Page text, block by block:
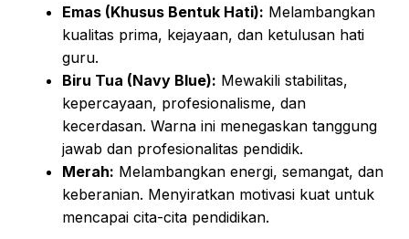
Emas (Khusus Bentuk Hati): Melambangkan
kualitas prima, kejayaan, dan ketulusan hati
guru.
Biru Tua (Navy Blue): Mewakili stabilitas,
kepercayaan, profesionalisme, dan
kecerdasan. Warna ini menegaskan tanggung
jawab dan profesionalitas pendidik.
Merah: Melambangkan energi, semangat, dan
keberanian. Menyiratkan motivasi kuat untuk
mencapai cita-cita pendidikan.